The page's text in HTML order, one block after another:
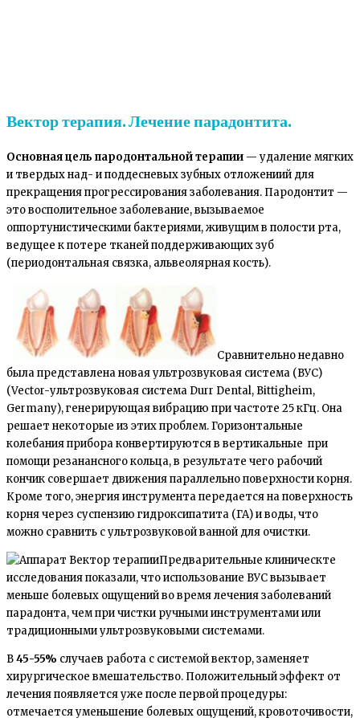
Вектор терапия. Лечение парадонтита.
Основная цель пародонтальной терапии — удаление мягких
и твердых над- и поддесневых зубных отложениий для
прекращения прогрессирования заболевания. Пародонтит —
это восполительное заболевание, вызываемое
оппортунистическими бактериями, живущим в полости рта,
ведущее к потере тканей поддерживающих зуб
(периодонтальная связка, альвеолярная кость).
Сравнительно недавно
была представлена новая ультрозвуковая система (ВУС)
(Vector-ультрозвуковая система Durr Dental, Bittigheim,
Germany), генерирующая вибрацию при частоте 25 кГц. Она
решает некоторые из этих проблем. Горизонтальные
колебания прибора конвертируются в вертикальные при
помощи резанансного кольца, в результате чего рабочий
кончик совершает движения параллельно поверхности корня.
Кроме того, энергия инструмента передается на поверхность
корня через суспензию гидроксипатита (ГА) и воды, что
можно сравнить с ультрозвуковой ванной для очистки.
Предварительные клиническте
исследования показали, что использование ВУС вызывает
меньше болевых ощущений во время лечения заболеваний
парадонта, чем при чистки ручными инструментами или
традиционными ультрозвуковыми системами.
В45-55% случаев работа с системой вектор, заменяет
хирургическое вмешательство. Положительный эффект от
лечения появляется уже после первой процедуры:
отмечается уменьшение болевых ощущений, кровоточивости,